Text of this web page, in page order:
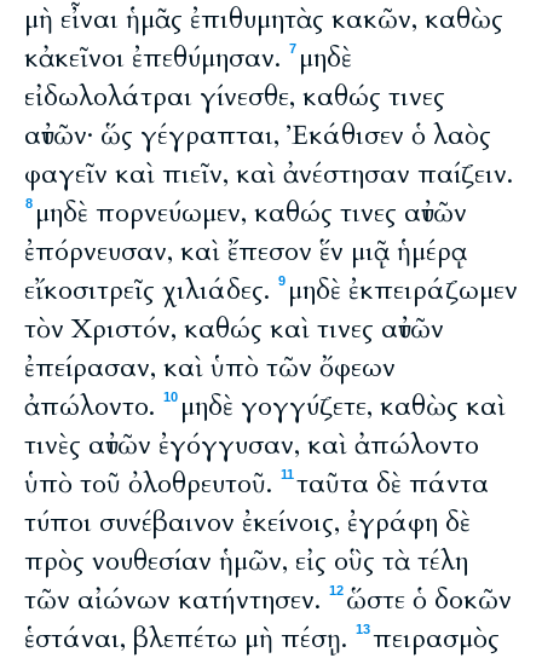
μὴ εἶναι ἡμᾶς ἐπιθυμητὰς κακῶν, καθὼς
κἀκεῖνοι ἐπεθύμησαν.
7 μηδὲ
εἰδωλολάτραι γίνεσθε, καθώς τινες
αὐτῶν· ὥς γέγραπται, Ἐκάθισεν ὁ λαὸς
φαγεῖν καὶ πιεῖν, καὶ ἀνέστησαν παίζειν.
8 μηδὲ πορνεύωμεν, καθώς τινες αὐτῶν
ἐπόρνευσαν, καὶ ἔπεσον ἕν μιᾷ ἡμέρᾳ
εἴκοσιτρεῖς χιλιάδες.
9 μηδὲ ἐκπειράζωμεν
τὸν Χριστόν, καθώς καὶ τινες αὐτῶν
ἐπείρασαν, καὶ ὑπὸ τῶν ὄφεων
ἀπώλοντο.
10 μηδὲ γογγύζετε, καθὼς καὶ
τινὲς αὐτῶν ἐγόγγυσαν, καὶ ἀπώλοντο
ὑπὸ τοῦ ὀλοθρευτοῦ.
11ταῦτα δὲ πάντα
τύποι συνέβαινον ἐκείνοις, ἐγράφη δὲ
πρὸς νουθεσίαν ἡμῶν, εἰς οὓς τὰ τέλη
τῶν αἰώνων κατήντησεν.
12 ὥστε ὁ δοκῶν
ἑστάναι, βλεπέτω μὴ πέσῃ.
13πειρασμὸς